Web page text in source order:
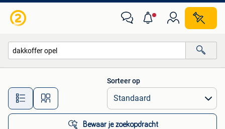
Alle afstanden…
Sorteer op
Bewaar je zoekopdracht